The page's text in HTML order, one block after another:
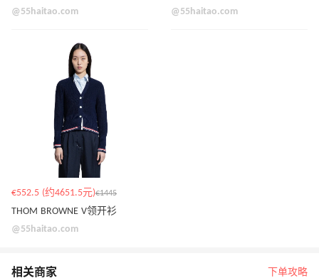
@55haitao.com
@55haitao.com
€552.5 (约4651.5元)€1445
THOM BROWNE V领开衫
@55haitao.com
相关商家 下单攻略